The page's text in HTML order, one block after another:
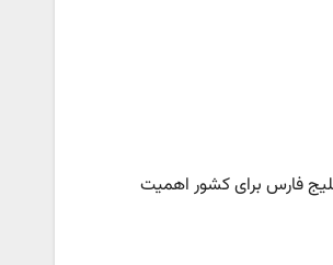
خلیج فارس برای کشور اهمیت